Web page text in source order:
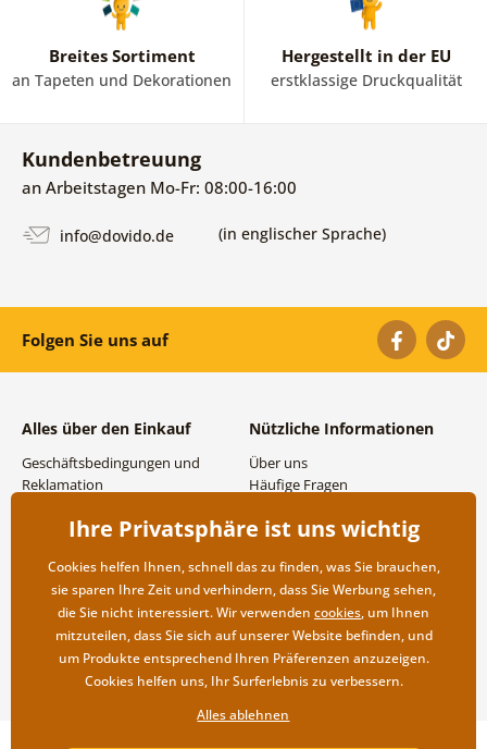
Breites Sortiment
an Tapeten und Dekorationen
Hergestellt in der EU
erstklassige Druckqualität
Kundenbetreuung
an Arbeitstagen Mo-Fr: 08:00-16:00
info@dovido.de (in englischer Sprache)
Folgen Sie uns auf
Alles über den Einkauf
Geschäftsbedingungen und
Reklamation
Versand- und
Rücksendung der Ware
Nützliche Informationen
Über uns
Häufige Fragen
Großhandel und
Ihre Privatsphäre ist uns wichtig
Cookies helfen Ihnen, schnell das zu finden, was Sie brauchen,
sie sparen Ihre Zeit und verhindern, dass Sie Werbung sehen,
die Sie nicht interessiert. Wir verwenden cookies, um Ihnen
mitzuteilen, dass Sie sich auf unserer Website befinden, und
um Produkte entsprechend Ihren Präferenzen anzuzeigen.
Cookies helfen uns, Ihr Surferlebnis zu verbessern.
Alles ablehnen